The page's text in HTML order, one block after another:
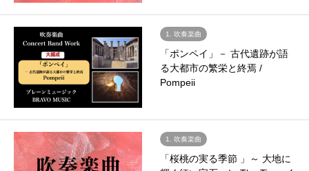
1. 吹奏楽曲
「ポンペイ」－ 古代遺跡が語
る大都市の繁栄と終焉 /
Pompeii
1. 吹奏楽曲
「桜桃の実る季節 」～ 大地に